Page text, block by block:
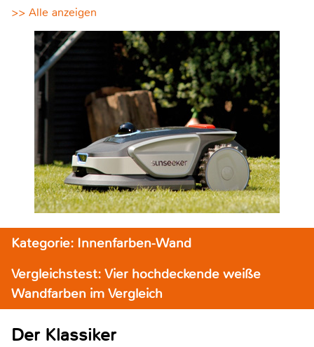
>> Alle anzeigen
Kategorie: Innenfarben-Wand
Vergleichstest: Vier hochdeckende weiße
Wandfarben im Vergleich
Der Klassiker